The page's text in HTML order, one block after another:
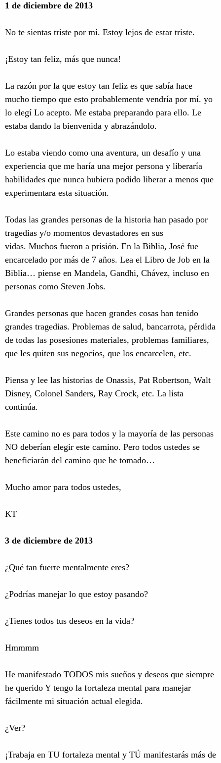
1 de diciembre de 2013
No te sientas triste por mí. Estoy lejos de estar triste.
¡Estoy tan feliz, más que nunca!
La razón por la que estoy tan feliz es que sabía hace
mucho tiempo que esto probablemente vendría por mí. yo
lo elegí Lo acepto. Me estaba preparando para ello. Le
estaba dando la bienvenida y abrazándolo.
Lo estaba viendo como una aventura, un desafío y una
experiencia que me haría una mejor persona y liberaría
habilidades que nunca hubiera podido liberar a menos que
experimentara esta situación.
Todas las grandes personas de la historia han pasado por
tragedias y/o momentos devastadores en sus
vidas. Muchos fueron a prisión. En la Biblia, José fue
encarcelado por más de 7 años. Lea el Libro de Job en la
Biblia… piense en Mandela, Gandhi, Chávez, incluso en
personas como Steven Jobs.
Grandes personas que hacen grandes cosas han tenido
grandes tragedias. Problemas de salud, bancarrota, pérdida
de todas las posesiones materiales, problemas familiares,
que les quiten sus negocios, que los encarcelen, etc.
Piensa y lee las historias de Onassis, Pat Robertson, Walt
Disney, Colonel Sanders, Ray Crock, etc. La lista
continúa.
Este camino no es para todos y la mayoría de las personas
NO deberían elegir este camino. Pero todos ustedes se
beneficiarán del camino que he tomado…
Mucho amor para todos ustedes,
KT
3 de diciembre de 2013
¿Qué tan fuerte mentalmente eres?
¿Podrías manejar lo que estoy pasando?
¿Tienes todos tus deseos en la vida?
Hmmmm
He manifestado TODOS mis sueños y deseos que siempre
he querido Y tengo la fortaleza mental para manejar
fácilmente mi situación actual elegida.
¿Ver?
¡Trabaja en TU fortaleza mental y TÚ manifestarás más de